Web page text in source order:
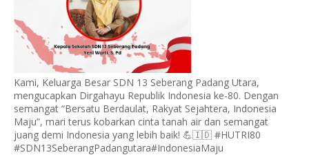
Kami, Keluarga Besar SDN 13 Seberang Padang Utara,
mengucapkan Dirgahayu Republik Indonesia ke-80. Dengan
semangat “Bersatu Berdaulat, Rakyat Sejahtera, Indonesia
Maju”, mari terus kobarkan cinta tanah air dan semangat
juang demi Indonesia yang lebih baik! 💪🇮🇩 #HUTRI80
#SDN13SeberangPadangutara#IndonesiaMaju